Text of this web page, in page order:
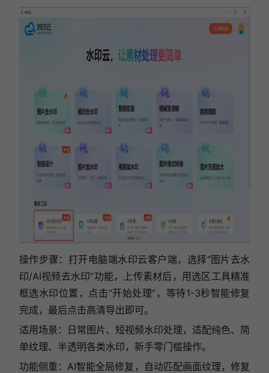
操作步骤：打开电脑端水印云客户端，选择“图片去水
印/AI视频去水印”功能，上传素材后，用选区工具精准
框选水印位置，点击“开始处理”，等待1-3秒智能修复
完成，最后点击高清导出即可。
适用场景：日常图片、短视频水印处理，适配纯色、简
单纹理、半透明各类水印，新手零门槛操作。
功能侧重：AI智能全局修复，自动匹配画面纹理，修复